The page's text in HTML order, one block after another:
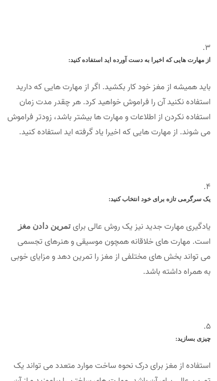
از مهارت هایی که اخیرا به دست آورده اید استفاده کنید:
باید همیشه از مغز خود کار بکشید. اگر از مهارت هایی که دارید
استفاده نکنید آن را فراموش خواهید کرد. هر چقدر مدت زمان
استفاده نکردن از اطلاعات و مهارت ها بیشتر باشد، زودتر فراموش
می شوند. از مهارت هایی که اخیرا یاد گرفته اید استفاده کنید.
یک سرگرمی تازه برای خود انتخاب کنید:
یادگیری مهارت جدید نیز یک روش عالی برایتمرین دادن مغز
است. مهارت های خلاقانه همچون موسیقی و هنرهای تجسمی
می تواند بخش های مختلفی از مغز را تمرین دهد و مزایای خوبی
به همراه داشته باشد.
چیزی بسازید:
استفاده از مغز برای درک نحوه ساخت موارد متعدد می تواند یک